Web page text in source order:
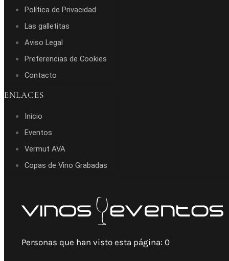
Política de Privacidad
Las galletitas
Aviso Legal
Preferencias de Cookies
Contacto
ENLACES
Inicio
Eventos
Vermut AVA
Copas de Vino Grabadas
Personas que han visto esta página: 0